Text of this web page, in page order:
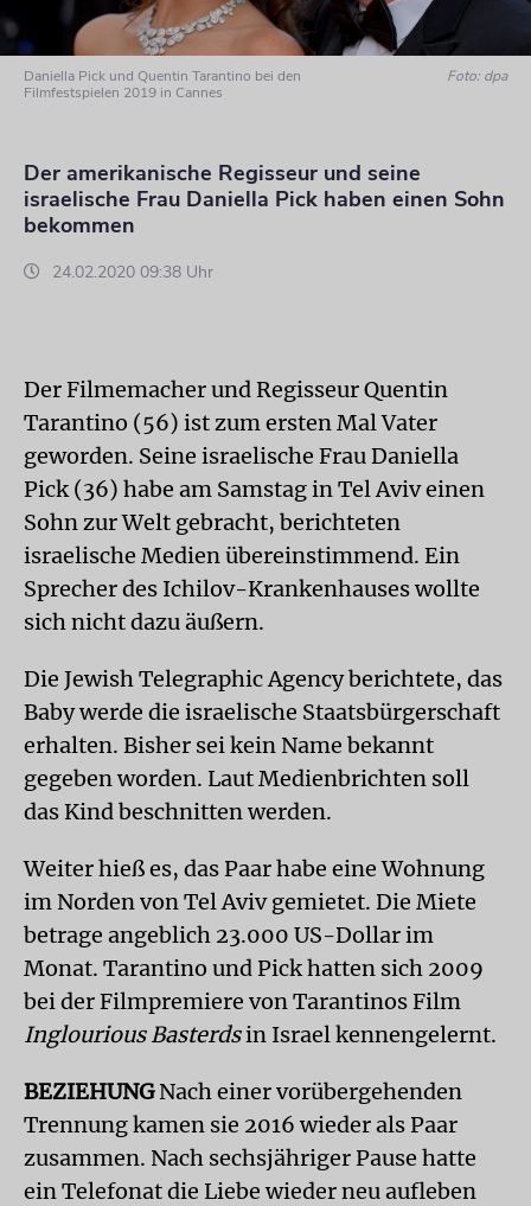
Daniella Pick und Quentin Tarantino bei den
Filmfestspielen 2019 in Cannes
Foto: dpa
Der amerikanische Regisseur und seine
israelische Frau Daniella Pick haben einen Sohn
bekommen
24.02.2020 09:38 Uhr
Der Filmemacher und Regisseur Quentin
Tarantino (56) ist zum ersten Mal Vater
geworden. Seine israelische Frau Daniella
Pick (36) habe am Samstag in Tel Aviv einen
Sohn zur Welt gebracht, berichteten
israelische Medien übereinstimmend. Ein
Sprecher des Ichilov-Krankenhauses wollte
sich nicht dazu äußern.
Die Jewish Telegraphic Agency berichtete, das
Baby werde die israelische Staatsbürgerschaft
erhalten. Bisher sei kein Name bekannt
gegeben worden. Laut Medienbrichten soll
das Kind beschnitten werden.
Weiter hieß es, das Paar habe eine Wohnung
im Norden von Tel Aviv gemietet. Die Miete
betrage angeblich 23.000 US-Dollar im
Monat. Tarantino und Pick hatten sich 2009
bei der Filmpremiere von Tarantinos Film
Inglourious Basterdsin Israel kennengelernt.
BEZIEHUNGNach einer vorübergehenden
Trennung kamen sie 2016 wieder als Paar
zusammen. Nach sechsjähriger Pause hatte
ein Telefonat die Liebe wieder neu aufleben